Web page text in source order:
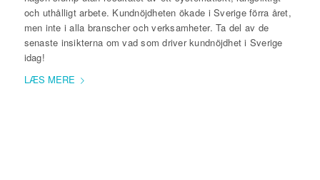
och uthålligt arbete. Kundnöjdheten ökade i Sverige förra året,
men inte i alla branscher och verksamheter. Ta del av de
senaste insikterna om vad som driver kundnöjdhet i Sverige
idag!
LÆS MERE